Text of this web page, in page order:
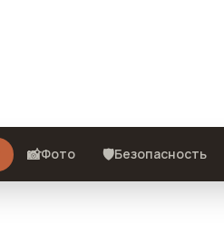
📸Фото 🛡️Безопасность